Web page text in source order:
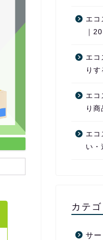
エコ
｜
エコ
り
エコ
り
エコ
い・
カテ
サ